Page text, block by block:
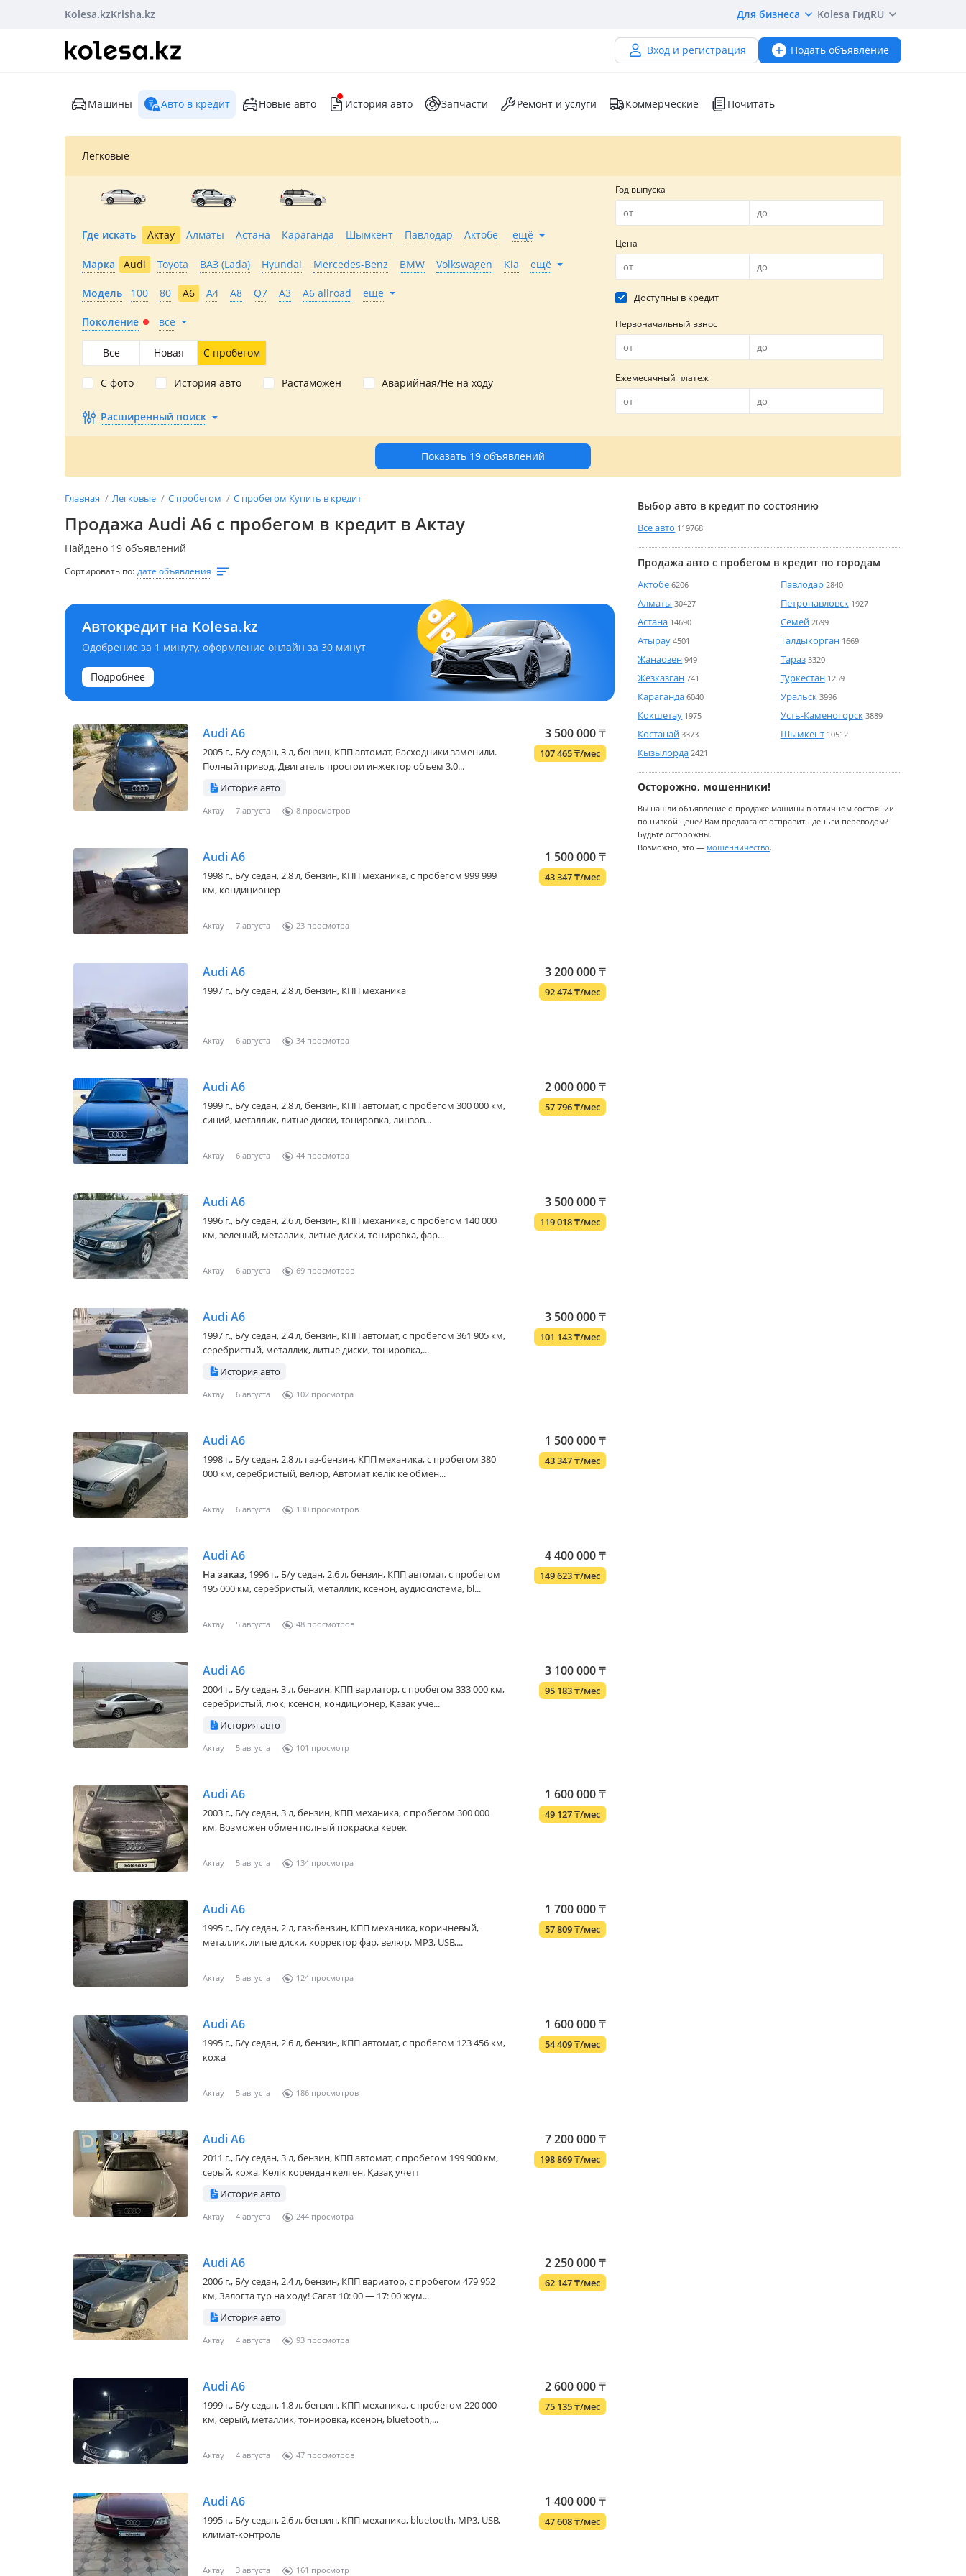
Kolesa.kzKrisha.kz Для бизнеса Kolesa ГидRU
Вход и регистрация Подать объявление
Машины Авто в кредит Новые авто История авто Запчасти Ремонт и услуги Коммерческие Почитать
Легковые
Где искать Актау Алматы Астана Караганда Шымкент Павлодар Актобе ещё
Марка Audi Toyota ВАЗ (Lada) Hyundai Mercedes-Benz BMW Volkswagen Kia ещё
Модель 100 80 A6 A4 A8 Q7 A3 A6 allroad ещё
Поколение все
Все Новая С пробегом
С фото История авто Растаможен Аварийная/Не на ходу
Расширенный поиск
Год выпуска
Цена
Доступны в кредит
Первоначальный взнос
Ежемесячный платеж
Показать 19 объявлений
Главная Легковые С пробегом С пробегом Купить в кредит
Продажа Audi A6 с пробегом в кредит в Актау
Найдено 19 объявлений
Сортировать по: дате объявления
Автокредит на Kolesa.kz
Одобрение за 1 минуту, оформление онлайн за 30 минут
Подробнее
Audi A6 3 500 000₸
2005 г., Б/у седан, 3 л, бензин, КПП автомат, Расходники заменили.
Полный привод. Двигатель простои инжектор объем 3.0...
107 465₸/мес
История авто
Актау 7 августа 8
Audi A6 1 500 000₸
1998 г., Б/у седан, 2.8 л, бензин, КПП механика, с пробегом 999 999
км, кондиционер
43 347₸/мес
Актау 7 августа 23
Audi A6 3 200 000₸
1997 г., Б/у седан, 2.8 л, бензин, КПП механика 92 474₸/мес
Актау 6 августа 34
Audi A6 2 000 000₸
1999 г., Б/у седан, 2.8 л, бензин, КПП автомат, с пробегом 300 000 км,
синий, металлик, литые диски, тонировка, линзов...
57 796₸/мес
Актау 6 августа 44
Audi A6 3 500 000₸
1996 г., Б/у седан, 2.6 л, бензин, КПП механика, с пробегом 140 000
км, зеленый, металлик, литые диски, тонировка, фар...
119 018₸/мес
Актау 6 августа 69
Audi A6 3 500 000₸
1997 г., Б/у седан, 2.4 л, бензин, КПП автомат, с пробегом 361 905 км,
серебристый, металлик, литые диски, тонировка,...
101 143₸/мес
История авто
Актау 6 августа 102
Audi A6 1 500 000₸
1998 г., Б/у седан, 2.8 л, газ-бензин, КПП механика, с пробегом 380
000 км, серебристый, велюр, Автомат көлік ке обмен...
43 347₸/мес
Актау 6 августа 130
Audi A6 4 400 000₸
На заказ, 1996 г., Б/у седан, 2.6 л, бензин, КПП автомат, с пробегом
195 000 км, серебристый, металлик, ксенон, аудиосистема, bl...
149 623₸/мес
Актау 5 августа 48
Audi A6 3 100 000₸
2004 г., Б/у седан, 3 л, бензин, КПП вариатор, с пробегом 333 000 км,
серебристый, люк, ксенон, кондиционер, Қазақ уче...
95 183₸/мес
История авто
Актау 5 августа 101
Audi A6 1 600 000₸
2003 г., Б/у седан, 3 л, бензин, КПП механика, с пробегом 300 000
км, Возможен обмен полный покраска керек
49 127₸/мес
Актау 5 августа 134
Audi A6 1 700 000₸
1995 г., Б/у седан, 2 л, газ-бензин, КПП механика, коричневый,
металлик, литые диски, корректор фар, велюр, MP3, USB,...
57 809₸/мес
Актау 5 августа 124
Audi A6 1 600 000₸
1995 г., Б/у седан, 2.6 л, бензин, КПП автомат, с пробегом 123 456 км,
кожа
54 409₸/мес
Актау 5 августа 186
Audi A6 7 200 000₸
2011 г., Б/у седан, 3 л, бензин, КПП автомат, с пробегом 199 900 км,
серый, кожа, Көлік кореядан келген. Қазақ учетт
198 869₸/мес
История авто
Актау 4 августа 244
Audi A6 2 250 000₸
2006 г., Б/у седан, 2.4 л, бензин, КПП вариатор, с пробегом 479 952
км, Залогта тур на ходу! Сагат 10: 00 — 17: 00 жум...
62 147₸/мес
История авто
Актау 4 августа 93
Audi A6 2 600 000₸
1999 г., Б/у седан, 1.8 л, бензин, КПП механика, с пробегом 220 000
км, серый, металлик, тонировка, ксенон, bluetooth,...
75 135₸/мес
Актау 4 августа 47
Audi A6 1 400 000₸
1995 г., Б/у седан, 2.6 л, бензин, КПП механика, bluetooth, MP3, USB,
климат-контроль
47 608₸/мес
Актау 3 августа 161
Выбор авто в кредит по состоянию
Все авто 119768
Продажа авто с пробегом в кредит по городам
Актобе 6206
Алматы 30427
Астана 14690
Атырау 4501
Жанаозен 949
Жезказган 741
Караганда 6040
Кокшетау 1975
Костанай 3373
Кызылорда 2421
Павлодар 2840
Петропавловск 1927
Семей 2699
Талдыкорган 1669
Тараз 3320
Туркестан 1259
Уральск 3996
Усть-Каменогорск 3889
Шымкент 10512
Осторожно, мошенники!
Вы нашли объявление о продаже машины в отличном состоянии
по низкой цене? Вам предлагают отправить деньги переводом?
Будьте осторожны.
Возможно, это — мошенничество.